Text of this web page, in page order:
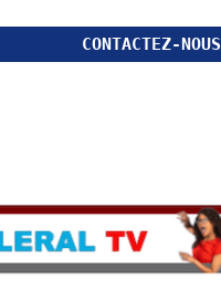
CONTACTEZ-NOUS